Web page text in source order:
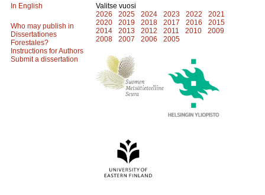
In English
Who may publish in
Dissertationes
Forestales?
Instructions for Authors
Submit a dissertation
Valitse vuosi
2026
2025 2024 2023 2022
2021
2020
2019 2018 2017 2016
2015
2014
2013 2012 2011 2010
2009
2008
2007 2006 2005